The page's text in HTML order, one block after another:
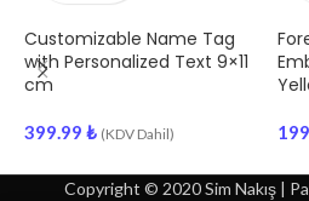
Customizable Name Tag
with Personalized Text 9×11
cm
399.99 ₺ (KDV Dahil)
Copyright © 2020 Sim Nakış |